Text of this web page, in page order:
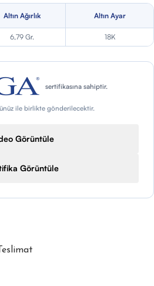
Altın Ağırlık Altın Ayar
6,79 Gr. 18K
sertifikasına sahiptir.
ile birlikte gönderilecektir.
Görüntüle
Görüntüle